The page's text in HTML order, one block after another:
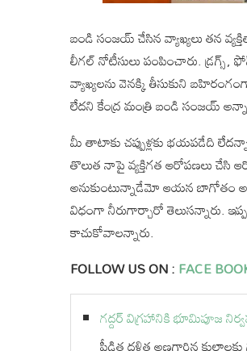
బండి సంజయ్ చేసిన వ్యాఖ్యలు తన
లీగల్ నోటీసులు పంపించారు.
వ్యాఖ్యలను వెనక్కి తీసుకుని
లేదని కేంద్ర మంత్రి బండి సంజయ్
మీ తాటాకు చప్పుళ్లకు భయపడేది
తొలుత నాపై వ్యక్తిగత ఆరోపణలు చేసి
అనుకుంటున్నాడేమో ఆయన బాగోతం
విధంగా నీరుగార్చారో తెలుసన్నారు.
కాచుకోవాలన్నారు.
FOLLOW US ON :FACE
గద్దర్ విగ్రహానికి భూమిపూజ